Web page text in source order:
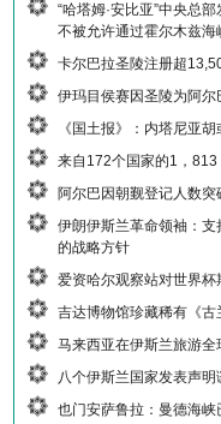
“哈塔姆·安比亚”中央总
不被允许通过霍尔木兹海
卡尔巴拉圣陵注册超
伊玛目侯赛因圣陵为阿尔
《国土报》：内塔尼亚
来自172个国家的1，
阿尔巴因朝觐登记人数突
伊朗伊斯兰革命领袖：
的战略方针
爱资哈尔观察站对世界
吉达博物馆珍藏稀有《古
马来西亚在伊斯兰旅游
八个伊斯兰国家发表声
也门安萨鲁拉：曼德海峡